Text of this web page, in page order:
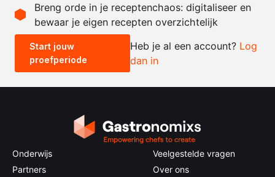
- +
0.5x 1x 2x
Breng orde in je receptenchaos: digitaliseer en
bewaar je eigen recepten overzichtelijk
Start jouw
proefperiode
Heb je al een account? Log
dan in
Onderwijs
Partners
Veelgestelde vragen
Over ons